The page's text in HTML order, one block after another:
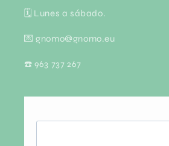
🗓 Lunes a sábado.
💌 gnomo@gnomo.eu
☎️ 963 737 267